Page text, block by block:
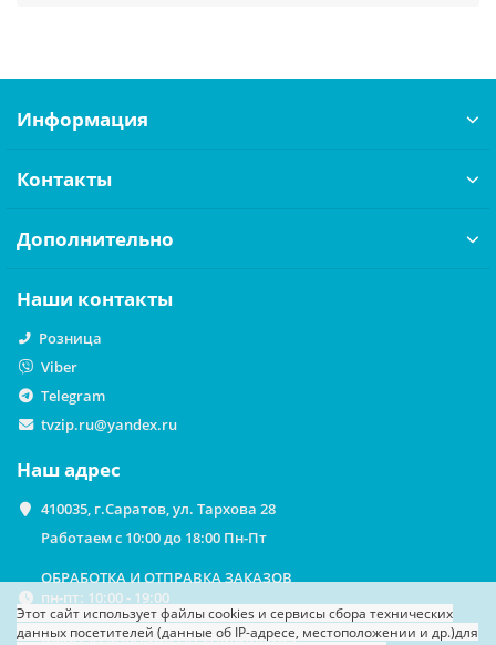
Этот сайт использует файлы cookies и сервисы сбора технических
данных посетителей (данные об IP-адресе, местоположении и др.)для
Информация
Контакты
Дополнительно
Наши контакты
Розница
Viber
Telegram
tvzip.ru@yandex.ru
Наш адрес
410035, г.Саратов, ул. Тархова 28
Работаем с 10:00 до 18:00 Пн-Пт
ОБРАБОТКА И ОТПРАВКА ЗАКАЗОВ
пн-пт: 10:00 - 19:00
ВЫДАЧА ЗАКАЗОВ НА САМОВЫВОЗ